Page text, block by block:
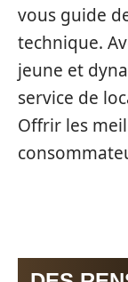
vous guide
technique.
jeune et
service de
Offrir les